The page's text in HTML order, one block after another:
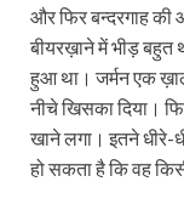
और फि‍र बन्दरगाह की
बीयरख़ाने में भीड़ बहुत
हुआ था। जर्मन एक
नीचे खिसका दिया।
खाने लगा। इतने धीरे-
हो सकता है कि वह